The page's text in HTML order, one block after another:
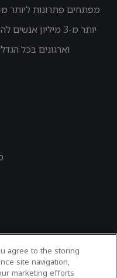
מפתחים פתרונות
יותר מ-3 מיליון
וארגונים בכל
agree to the storing
site navigation,
marketing efforts.